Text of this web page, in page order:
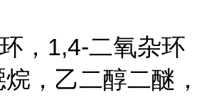
，1,4-二氧杂环
，乙二醇二醚，